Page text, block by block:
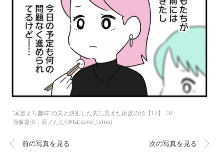
”家族より趣味”の夫と決別した先に見えた家族の形【12】_02
画像提供：辰ノたむ(＠tatsuno_tamu)
前の写真を見る 次の写真を見る